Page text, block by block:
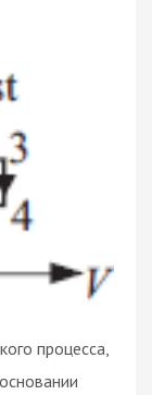
процесса,